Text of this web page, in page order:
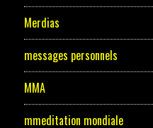
Merdias
messages personnels
MMA
mmeditation mondiale